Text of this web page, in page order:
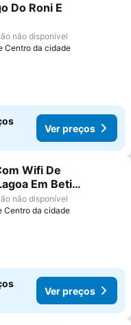
aos favoritos
Do Roni E
não disponível
Centro da cidade
Ver preços
aos favoritos
Wifi De
Em Betim
não disponível
Centro da cidade
Ver preços